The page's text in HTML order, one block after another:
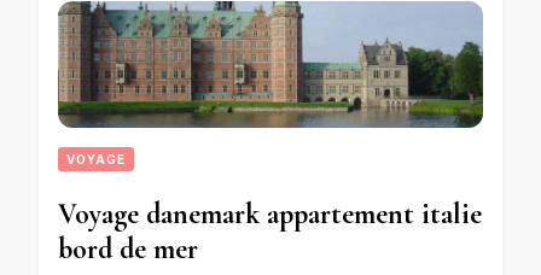
VOYAGE
Voyage danemark appartement italie
bord de mer